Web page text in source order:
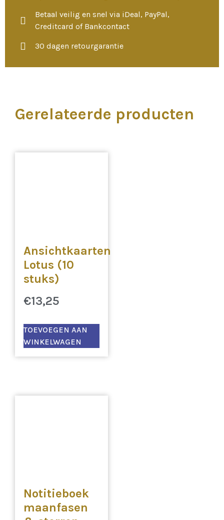
Betaal veilig en snel via iDeal, PayPal,
Creditcard of Bankcontact
30 dagen retourgarantie
Gerelateerde producten
Ansichtkaarten
Lotus (10
stuks)
€13,25
TOEVOEGEN AAN
WINKELWAGEN
Notitieboek
maanfasen